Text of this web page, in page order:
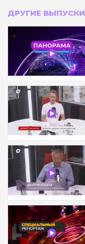
ДРУГИЕ ВЫПУСКИ